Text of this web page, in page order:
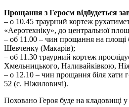
Прощання з Героєм відбудеться
– о 10.45 траурний кортеж
«Аеротехніку», до центральної
– об 11.00 – чин прощання на площі
Шевченку (Макарів);
– об 11.30 траурний кортеж
Хмельницького, Наливайківкою,
– о 12.10 – чин прощання біля хати
52 (с. Ніжиловичі).
Поховано Героя буде на кладовищі